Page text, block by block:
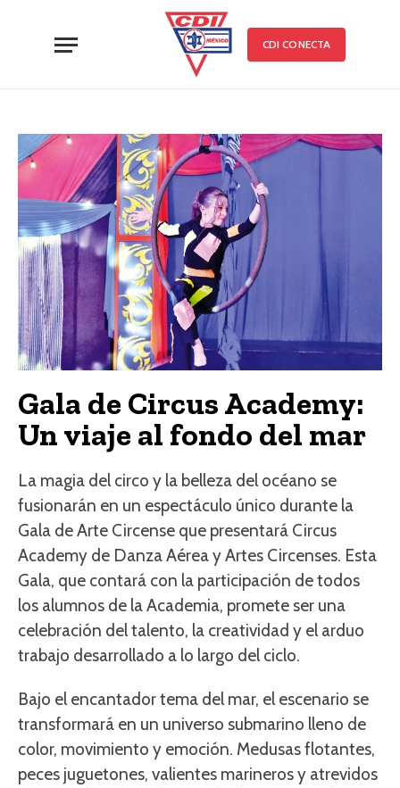
CDI CONECTA
Gala de Circus Academy:
Un viaje al fondo del mar
La magia del circo y la belleza del océano se
fusionarán en un espectáculo único durante la
Gala de Arte Circense que presentará Circus
Academy de Danza Aérea y Artes Circenses. Esta
Gala, que contará con la participación de todos
los alumnos de la Academia, promete ser una
celebración del talento, la creatividad y el arduo
trabajo desarrollado a lo largo del ciclo.
Bajo el encantador tema del mar, el escenario se
transformará en un universo submarino lleno de
color, movimiento y emoción. Medusas flotantes,
peces juguetones, valientes marineros y atrevidos